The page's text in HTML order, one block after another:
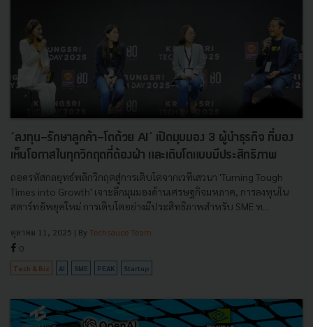
‘ลงทุน-รักษาลูกค้า-โตด้วย AI’ เปิดมุมมอง 3 ผู้นำธุรกิจ ที่มอง
เห็นโอกาสในทุกวิกฤตที่ต้องฝ่า และเติบโตแบบมีประสิทธิภาพ
ถอดรหัสกลยุทธ์พลิกวิกฤตสู่การเติบโตจากเวทีเสวนา 'Turning Tough
Times into Growth' เจาะลึกมุมมองด้านเศรษฐกิจมหภาค, การลงทุนใน
สตาร์ทอัพยุคใหม่ การเติบโตอย่างมีประสิทธิภาพสำหรับ SME ท...
ตุลาคม 11, 2025 | By Techsauce Team
0
Tech & Biz AI SME PEAK Startup